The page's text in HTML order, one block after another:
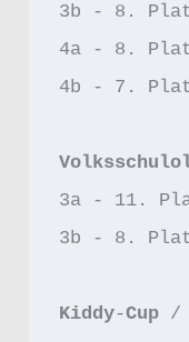
3b - 8.
4a - 8.
4b - 7.
3a - 11.
3b - 8.
Kiddy-Cup